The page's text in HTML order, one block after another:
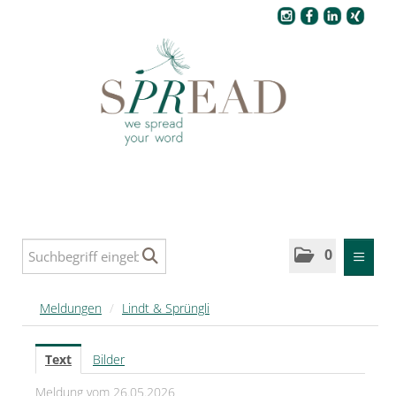
0
MELDUNGEN
SPREAD
SPREAD Medleys für Deutschland
Meldungen / Lindt & Sprüngli
Text
Bilder
Meldung vom 26.05.2026